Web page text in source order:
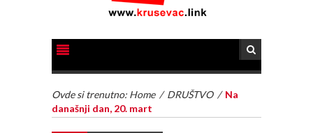
Ovde si trenutno: Home / DRUŠTVO / Na
današnji dan, 20. mart